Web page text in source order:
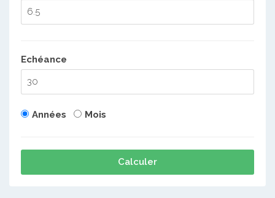
Echéance
Années Mois
Calculer